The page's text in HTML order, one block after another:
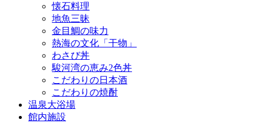
懐石料理
地魚三昧
金目鯛の味力
熱海の文化「干物」
わさび丼
駿河湾の恵み2色丼
こだわりの日本酒
こだわりの焼酎
温泉大浴場
館内施設